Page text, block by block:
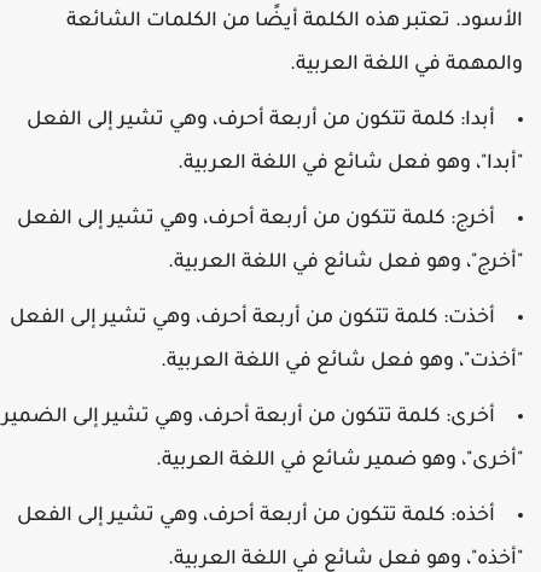
تعتبر هذه الكلمة أيضًا من الكلمات الشائعة
في اللغة العربية.
أبدا: كلمة تتكون من أربعة أحرف، وهي تشير إلى الفعل
وهو فعل شائع في اللغة العربية.
أخرج: كلمة تتكون من أربعة أحرف، وهي تشير إلى الفعل
وهو فعل شائع في اللغة العربية.
أخذت: كلمة تتكون من أربعة أحرف، وهي تشير إلى الفعل
وهو فعل شائع في اللغة العربية.
أخرى: كلمة تتكون من أربعة أحرف، وهي تشير إلى الضمير
وهو ضمير شائع في اللغة العربية.
أخذه: كلمة تتكون من أربعة أحرف، وهي تشير إلى الفعل
وهو فعل شائع في اللغة العربية.